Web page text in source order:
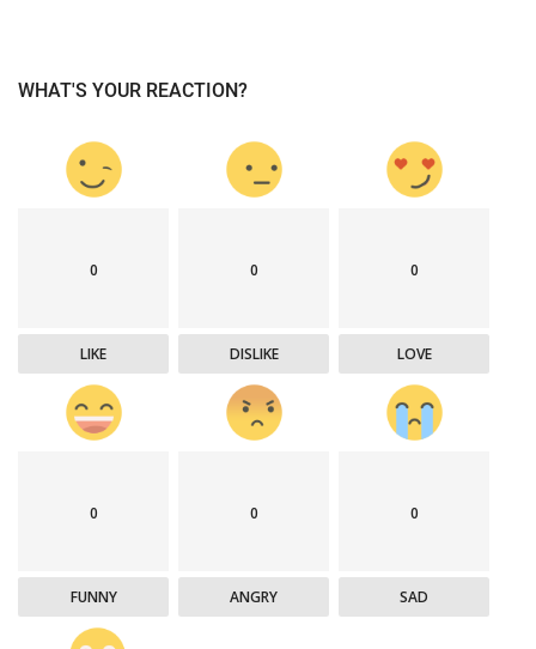
WHAT'S YOUR REACTION?
0
LIKE
0
DISLIKE
0
LOVE
0
FUNNY
0
ANGRY
0
SAD